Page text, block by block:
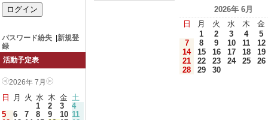
パスワード紛失
新規登
録
活動予定表
2026年 7月
日 月 火 水 木 金 土
1
2 3
4
5
6 7 8 9 10 11
2026年 6月
日
月 火 水 木
金
1
2 3 4
5
7
8 9 10 11
12
14
15 16 17 18
19
21
22 23 24 25
26
28
29 30